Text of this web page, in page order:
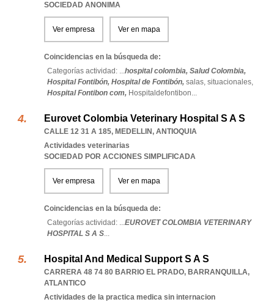
SOCIEDAD ANONIMA
Ver empresa Ver en mapa
Coincidencias en la búsqueda de:
Categorías actividad: ...hospital colombia, Salud Colombia,
Hospital Fontibón, Hospital de Fontibón, salas, situacionales,
Hospital Fontibon com, Hospitaldefontibon...
Eurovet Colombia Veterinary Hospital S A S
CALLE 12 31 A 185, MEDELLIN, ANTIOQUIA
Actividades veterinarias
SOCIEDAD POR ACCIONES SIMPLIFICADA
Ver empresa Ver en mapa
Coincidencias en la búsqueda de:
Categorías actividad: ...EUROVET COLOMBIA VETERINARY
HOSPITAL S A S...
Hospital And Medical Support S A S
CARRERA 48 74 80 BARRIO EL PRADO, BARRANQUILLA,
ATLANTICO
Actividades de la practica medica sin internacion